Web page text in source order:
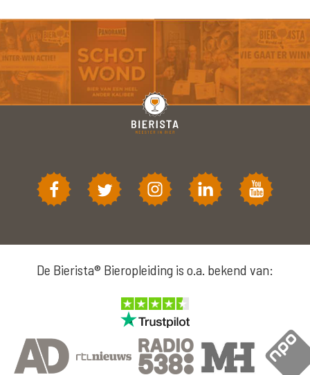
De Bierista® Bieropleiding is o.a. bekend van: